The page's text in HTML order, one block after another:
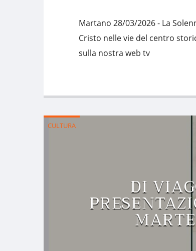
Martano 28/03/2026 - La
Cristo nelle vie del centro
sulla nostra web tv
CULTURA
DI